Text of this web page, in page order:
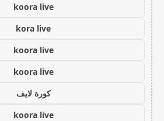
koora live
kora live
koora live
koora live
كورة لايف
koora live